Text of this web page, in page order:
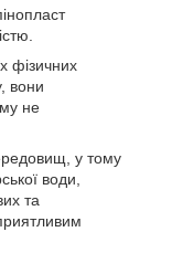
фізичних
вони
не
у тому
води,
та